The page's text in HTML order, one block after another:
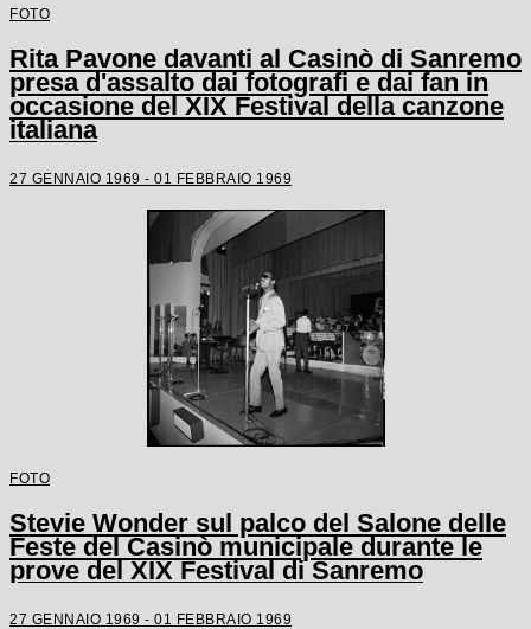
FOTO
Rita Pavone davanti al Casinò di Sanremo
presa d'assalto dai fotografi e dai fan in
occasione del XIX Festival della canzone
italiana
27 GENNAIO 1969 - 01 FEBBRAIO 1969
FOTO
Stevie Wonder sul palco del Salone delle
Feste del Casinò municipale durante le
prove del XIX Festival di Sanremo
27 GENNAIO 1969 - 01 FEBBRAIO 1969